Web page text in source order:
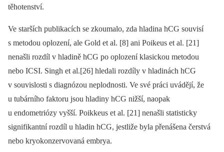
těhotenství.
Ve starších publikacích se zkoumalo, zda hladina hCG souvisí
s metodou oplození, ale Gold et al. [8] ani Poikeus et al. [21]
nenašli rozdíl v hladině hCG po oplození klasickou metodou
nebo ICSI. Singh et al.[26] hledali rozdíly v hladinách hCG
v souvislosti s diagnózou neplodnosti. Ve své práci uvádějí, že
u tubárního faktoru jsou hladiny hCG nižší, naopak
u endometriózy vyšší. Poikkeus et al. [21] nenašli statisticky
signifikantní rozdíl u hladin hCG, jestliže byla přenášena čerstvá
nebo kryokonzervovaná embrya.